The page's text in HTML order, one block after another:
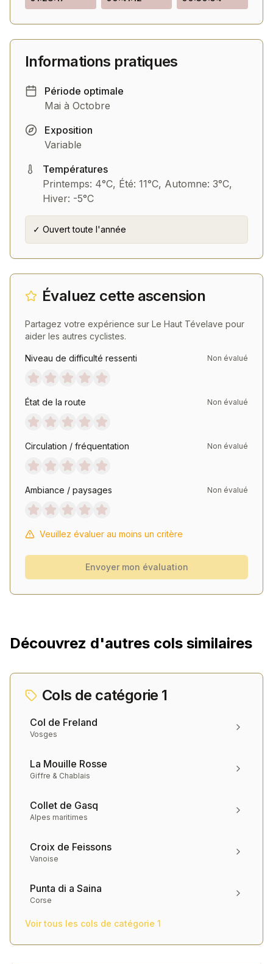
Informations pratiques
Période optimale
Mai à Octobre
Exposition
Variable
Températures
Printemps: 4°C, Été: 11°C, Automne: 3°C,
Hiver: -5°C
✓ Ouvert toute l'année
Évaluez cette ascension
Partagez votre expérience sur Le Haut Tévelave pour
aider les autres cyclistes.
Niveau de difficulté ressenti Non évalué
État de la route Non évalué
Circulation / fréquentation Non évalué
Ambiance / paysages Non évalué
Veuillez évaluer au moins un critère
Envoyer mon évaluation
Découvrez d'autres cols similaires
Cols de catégorie 1
Col de Freland
Vosges
La Mouille Rosse
Giffre & Chablais
Collet de Gasq
Alpes maritimes
Croix de Feissons
Vanoise
Punta di a Saina
Corse
Voir tous les cols de catégorie 1